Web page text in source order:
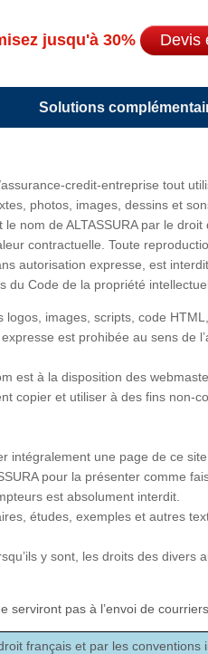
jusqu'à 30% Devis
Solutions
credit-entreprise tout
photos, images, dessins et
nom de ALTASSURA par le
contractuelle. Toute
autorisation expresse, est
du Code de la propriété
logos, images, scripts, code
est prohibée au sens de
est à la disposition des
copier et utiliser à des fins non-
intégralement une page de ce
pour la présenter comme
est absolument interdit.
études, exemples et autres
y sont, les droits des divers
pas à l’envoi de
français et par les conventions